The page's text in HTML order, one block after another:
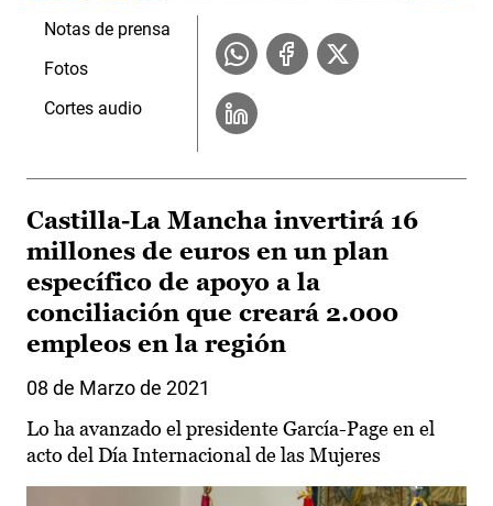
Notas de prensa
Fotos
Cortes audio
Castilla-La Mancha invertirá 16
millones de euros en un plan
específico de apoyo a la
conciliación que creará 2.000
empleos en la región
08 de Marzo de 2021
Lo ha avanzado el presidente García-Page en el
acto del Día Internacional de las Mujeres